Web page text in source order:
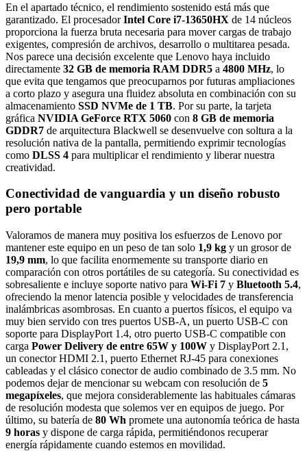
En el apartado técnico, el rendimiento sostenido está más que
garantizado. El procesadorIntel Core i7-13650HX de 14 núcleos
proporciona la fuerza bruta necesaria para mover cargas de trabajo
exigentes, compresión de archivos, desarrollo o multitarea pesada.
Nos parece una decisión excelente que Lenovo haya incluido
directamente 32 GB de memoria RAM DDR5 a 4800 MHz, lo
que evita que tengamos que preocuparnos por futuras ampliaciones
a corto plazo y asegura una fluidez absoluta en combinación con su
almacenamiento SSD NVMe de 1 TB. Por su parte, la tarjeta
gráfica NVIDIA GeForce RTX 5060 con 8 GB de memoria
GDDR7 de arquitectura Blackwell se desenvuelve con soltura a la
resolución nativa de la pantalla, permitiendo exprimir tecnologías
como DLSS 4 para multiplicar el rendimiento y liberar nuestra
creatividad.
Conectividad de vanguardia y un diseño robusto
pero portable
Valoramos de manera muy positiva los esfuerzos de Lenovo por
mantener este equipo en un peso de tan solo 1,9 kg y un grosor de
19,9 mm, lo que facilita enormemente su transporte diario en
comparación con otros portátiles de su categoría. Su conectividad es
sobresaliente e incluye soporte nativo para Wi-Fi 7 y Bluetooth 5.4,
ofreciendo la menor latencia posible y velocidades de transferencia
inalámbricas asombrosas. En cuanto a puertos físicos, el equipo va
muy bien servido con tres puertos USB-A, un puerto USB-C con
soporte para DisplayPort 1.4, otro puerto USB-C compatible con
carga Power Delivery de entre 65W y 100W y DisplayPort 2.1,
un conector HDMI 2.1, puerto Ethernet RJ-45 para conexiones
cableadas y el clásico conector de audio combinado de 3.5 mm. No
podemos dejar de mencionar su webcam con resolución de 5
megapíxeles, que mejora considerablemente las habituales cámaras
de resolución modesta que solemos ver en equipos de juego. Por
último, su batería de 80 Wh promete una autonomía teórica de hasta
9 horas y dispone de carga rápida, permitiéndonos recuperar
energía rápidamente cuando estemos en movilidad.